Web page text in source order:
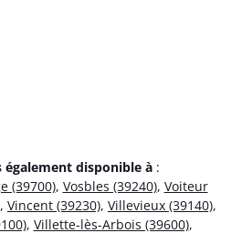
également disponible à :
(39700), Vosbles (39240), Voiteur
, Vincent (39230), Villevieux (39140),
, Villette-lès-Arbois (39600),